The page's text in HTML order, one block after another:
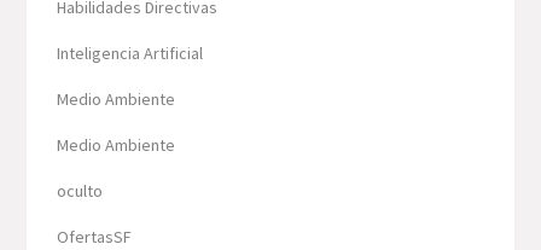
Habilidades Directivas
Inteligencia Artificial
Medio Ambiente
Medio Ambiente
oculto
OfertasSF